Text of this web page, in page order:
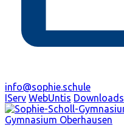
info@sophie.schule
IServ WebUntis Downloads
Gymnasium Oberhausen